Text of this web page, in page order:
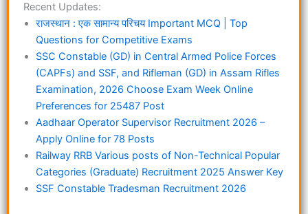
Recent Updates:
राजस्थान : एक सामान्य परिचय Important MCQ | Top
Questions for Competitive Exams
SSC Constable (GD) in Central Armed Police Forces
(CAPFs) and SSF, and Rifleman (GD) in Assam Rifles
Examination, 2026 Choose Exam Week Online
Preferences for 25487 Post
Aadhaar Operator Supervisor Recruitment 2026 –
Apply Online for 78 Posts
Railway RRB Various posts of Non-Technical Popular
Categories (Graduate) Recruitment 2025 Answer Key
SSF Constable Tradesman Recruitment 2026